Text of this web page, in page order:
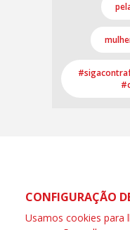
CONFIGURAÇÃO
Usamos cookies para